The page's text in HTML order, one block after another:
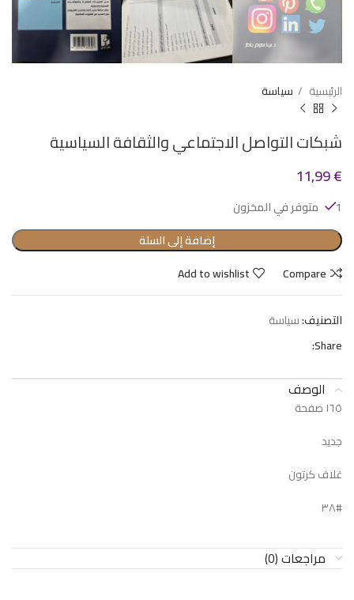
الرئيسية سياسة
شبكات التواصل الاجتماعي والثقافة السياسية
11,99€
1 متوفر في المخزون
إضافة إلى السلة
Compare
Add to wishlist
التصنيف:سياسة
Share:
الوصف
١٦٥ صفحة
جديد
غلاف كرتون
#٣٨
مراجعات (0)